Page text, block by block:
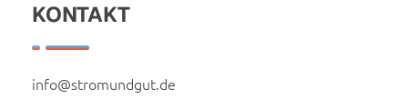
KONTAKT
info@stromundgut.de